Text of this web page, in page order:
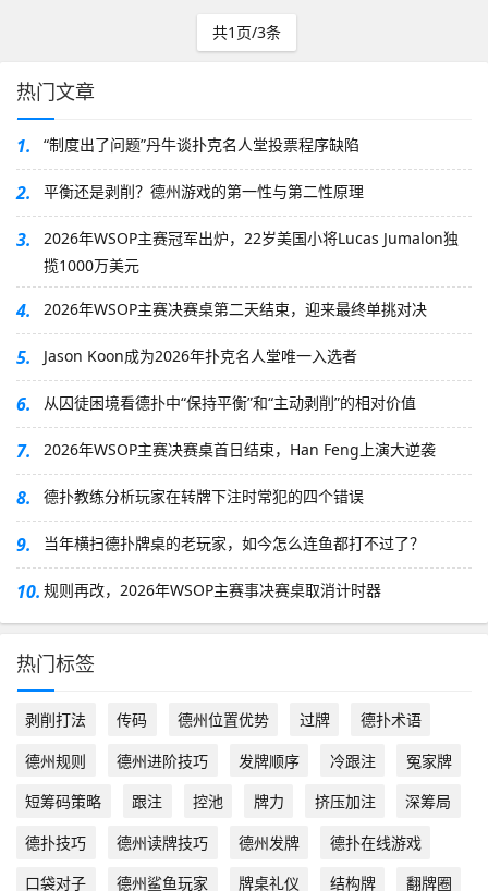
共1页/3条
热门文章
1. “制度出了问题”丹牛谈扑克名人堂投票程序缺陷
2. 平衡还是剥削？德州游戏的第一性与第二性原理
3.
2026年WSOP主赛冠军出炉，22岁美国小将Lucas Jumalon独
揽1000万美元
4. 2026年WSOP主赛决赛桌第二天结束，迎来最终单挑对决
5. Jason Koon成为2026年扑克名人堂唯一入选者
6. 从囚徒困境看德扑中“保持平衡”和“主动剥削”的相对价值
7. 2026年WSOP主赛决赛桌首日结束，Han Feng上演大逆袭
8. 德扑教练分析玩家在转牌下注时常犯的四个错误
9. 当年横扫德扑牌桌的老玩家，如今怎么连鱼都打不过了？
10. 规则再改，2026年WSOP主赛事决赛桌取消计时器
热门标签
剥削打法 传码 德州位置优势 过牌
德扑术语
德州规则
德州进阶技巧 发牌顺序 冷跟注
冤家牌
短筹码策略
跟注 控池 牌力 挤压加注
深筹局
德扑技巧
德州读牌技巧 德州发牌
德扑在线游戏
口袋对子
德州鲨鱼玩家 牌桌礼仪 结构牌 翻牌圈